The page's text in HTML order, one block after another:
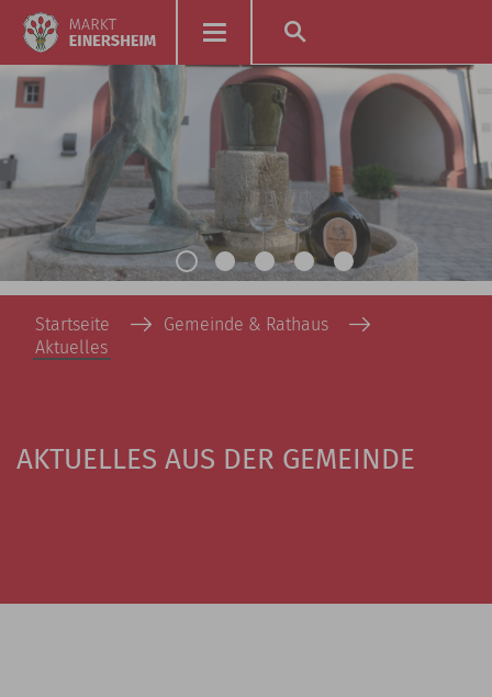
Startseite
Gemeinde & Rathaus
Aktuelles
AKTUELLES AUS DER GEMEINDE